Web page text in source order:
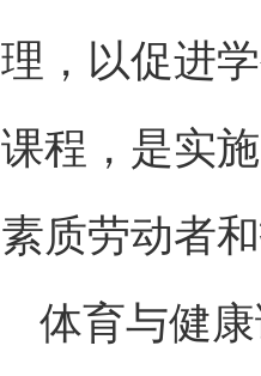
理，以促进
课程，是实
素质劳动者
体育与健